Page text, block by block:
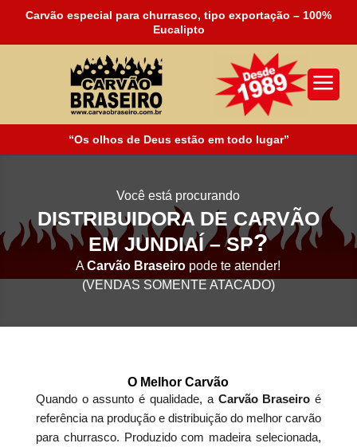
Carvão especial para churrasco, tipo exportação – 100%
Eucalipto
a
“Os olhos de Deus estão em todo lugar”
Você está procurando
DISTRIBUIDORA DE CARVÃO
EM JUNDIAÍ – SP?
ACarvão Braseiro pode te atender!
(VENDAS SOMENTE ATACADO)
O Melhor Carvão
Quando o assunto é qualidade, a Carvão Braseiro é
referência na produção e distribuição do melhor carvão
para churrasco. Produzido com madeira selecionada,